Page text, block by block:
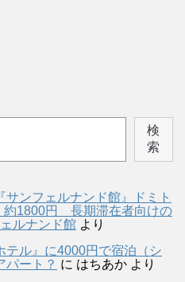
検
索
サンフェルナンド館』ドミト
約1800円 長期滞在者向けの
ルナンド館 より
テル』に4000円で宿泊（シ
パート？ に はちあか より